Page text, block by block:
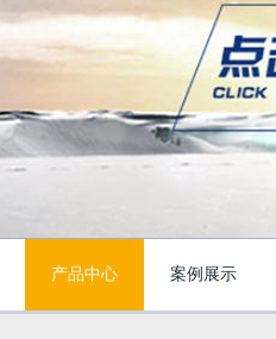
产品中心 案例展示